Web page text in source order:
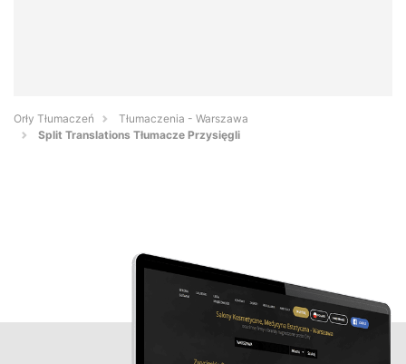
Orły Tłumaczeń
Tłumaczenia - Warszawa
Split Translations Tłumacze Przysięgli